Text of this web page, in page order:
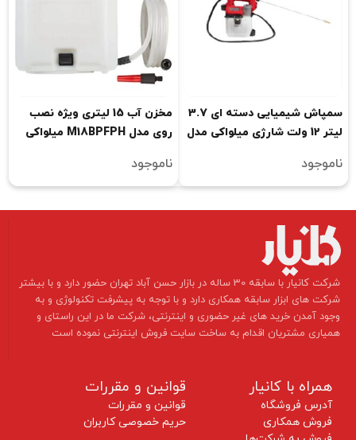
سمپاش شیمیایی دسته ای 3.7
لیتر 12 ولت شارژی میلواکی مدل
ناموجود
مخزن آب 15 لیتری ویژه نصب
روی مدل M18BPFPH میلواکی
ناموجود
​شرکت کانیار با سابقه 30 ساله در بازار حسن آباد تهران حضور دارد و با بیشتر
شرکت های ابزار سابقه همکاری دارد و با توجه به پیشرفت تکنولوژی و به
وجود آمدن خرید های غیر حضوری و اینترنتی، شرکت ما در این راستای و
همیاری مشتریان اقدام به ساخت سایت فروش اینترنتی نموده است ​​​​​​​
همراه با کانیار
آدرس فروشگاه
فروش همکاری
قوانین و مقررات
قوانین و مقررات
حریم خصوصی کاربران